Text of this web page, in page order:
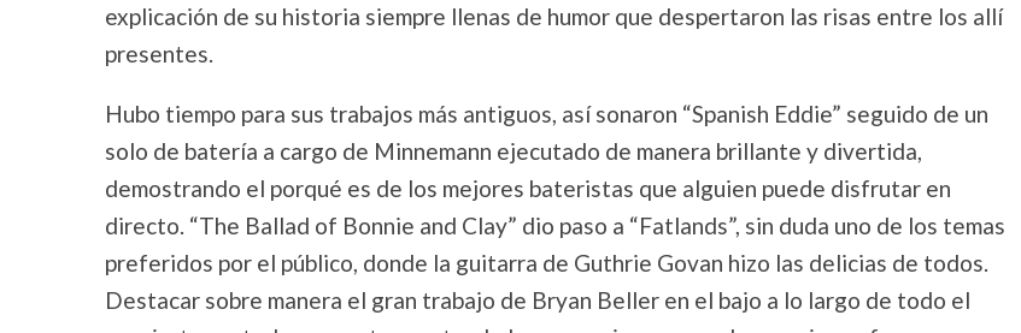
explicación de su historia siempre llenas de humor que despertaron las risas entre los allí
presentes.
Hubo tiempo para sus trabajos más antiguos, así sonaron “Spanish Eddie” seguido de un
solo de batería a cargo de Minnemann ejecutado de manera brillante y divertida,
demostrando el porqué es de los mejores bateristas que alguien puede disfrutar en
directo. “The Ballad of Bonnie and Clay” dio paso a “Fatlands”, sin duda uno de los temas
preferidos por el público, donde la guitarra de Guthrie Govan hizo las delicias de todos.
Destacar sobre manera el gran trabajo de Bryan Beller en el bajo a lo largo de todo el